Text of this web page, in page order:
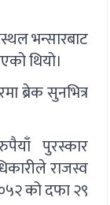
भन्सारबाट
थियो।
ब्रेक सुनभित्र
पुरस्कार
राजस्व
को दफा २९